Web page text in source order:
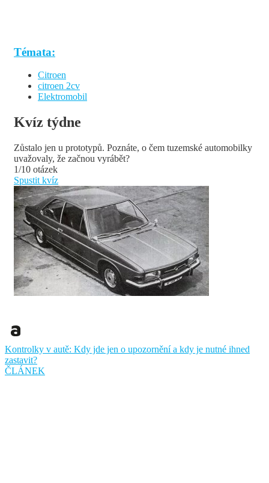
Témata:
Citroen
citroen 2cv
Elektromobil
Kvíz týdne
Zůstalo jen u prototypů. Poznáte, o čem tuzemské automobilky
uvažovaly, že začnou vyrábět?
1/10 otázek
Spustit kvíz
Kontrolky v autě: Kdy jde jen o upozornění a kdy je nutné ihned
zastavit?
ČLÁNEK